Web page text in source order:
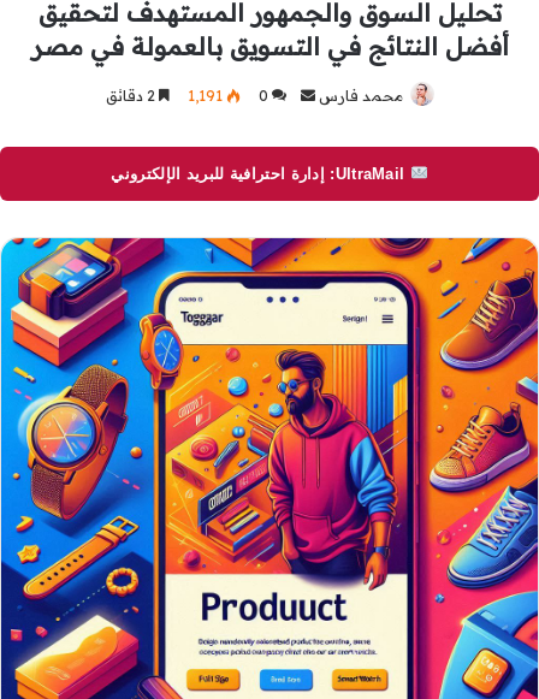
تحليل السوق والجمهور المستهدف لتحقيق
أفضل النتائج في التسويق بالعمولة في مصر
محمد فارس
أرسل
إلكترونيا
0 1٬191